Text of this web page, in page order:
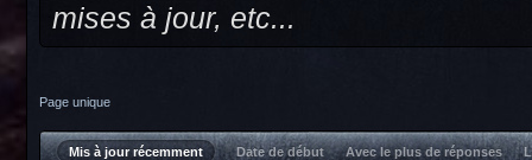
mises à jour, etc...
Page unique
Mis à jour récemment Date de début Avec le plus de réponses